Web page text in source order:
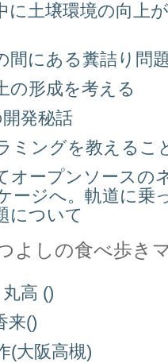
に土壌環境の向上
間にある糞詰り問題
の形成を考える
発秘話
ミングを教えるこ
オープンソースの
ージへ。軌道に乗
について
よしの食べ歩き
高 ()
来()
(大阪高槻)